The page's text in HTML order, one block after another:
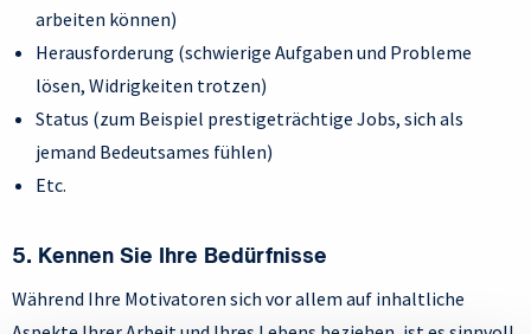
arbeiten können)
Herausforderung (schwierige Aufgaben und Probleme
lösen, Widrigkeiten trotzen)
Status (zum Beispiel prestigeträchtige Jobs, sich als
jemand Bedeutsames fühlen)
Etc.
5. Kennen Sie Ihre Bedürfnisse
Während Ihre Motivatoren sich vor allem auf inhaltliche